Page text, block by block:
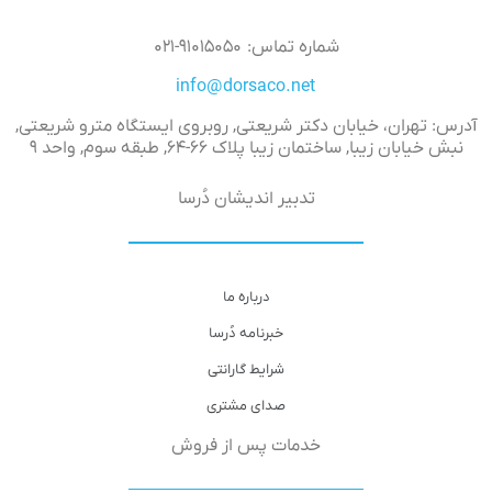
شماره تماس: ۹۱۰۱۵۰۵۰-۰۲۱
آدرس: تهران، خیابان دکتر شریعتی, روبروی ایستگاه مترو شریعتی,
نبش خیابان زیبا, ساختمان زیبا پلاک ۶۶-۶۴, طبقه سوم, واحد ۹
تدبیر اندیشان دُرسا
درباره ما
خبرنامه دُرسا
شرایط گارانتی
صدای مشتری
خدمات پس از فروش